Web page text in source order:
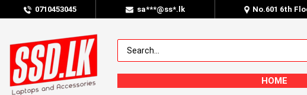
0710453045 sa***@ss*.lk No.601 6th
HOME